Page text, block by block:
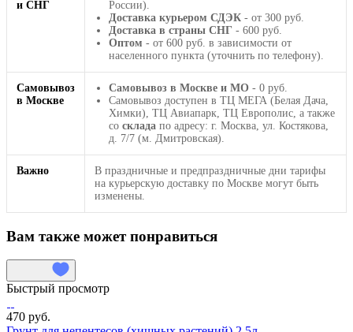
и СНГ
России).
Доставка курьером СДЭК - от 300 руб.
Доставка в страны СНГ - 600 руб.
Оптом - от 600 руб. в зависимости от
населенного пункта (уточнить по телефону).
Самовывоз
в Москве
Самовывоз в Москве и МО - 0 руб.
Самовывоз доступен в ТЦ МЕГА (Белая Дача,
Химки), ТЦ Авиапарк, ТЦ Европолис, а также
со склада по адресу: г. Москва, ул. Костякова,
д. 7/7 (м. Дмитровская).
Важно
В праздничные и предпраздничные дни тарифы
на курьерскую доставку по Москве могут быть
изменены.
Вам также может понравиться
Быстрый просмотр
470 руб.